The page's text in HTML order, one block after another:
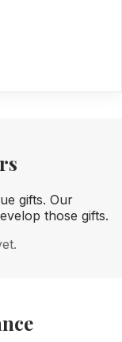
gifts. Our
those gifts.